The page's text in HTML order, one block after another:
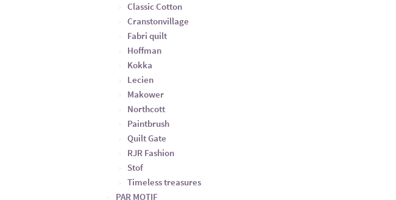
Classic Cotton
Cranstonvillage
Fabri quilt
Hoffman
Kokka
Lecien
Makower
Northcott
Paintbrush
Quilt Gate
RJR Fashion
Stof
Timeless treasures
PAR MOTIF